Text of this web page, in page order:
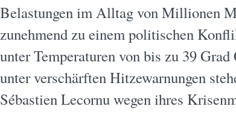
Belastungen im Alltag von Millionen
zunehmend zu einem politischen
unter Temperaturen von bis zu 39
unter verschärften Hitzewarnungen
Sébastien Lecornu wegen ihres